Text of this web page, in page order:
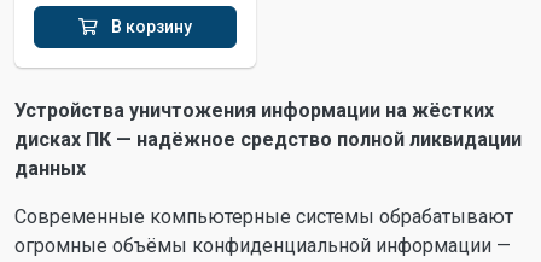
В корзину
Устройства уничтожения информации на жёстких
дисках ПК — надёжное средство полной ликвидации
данных
Современные компьютерные системы обрабатывают
огромные объёмы конфиденциальной информации —